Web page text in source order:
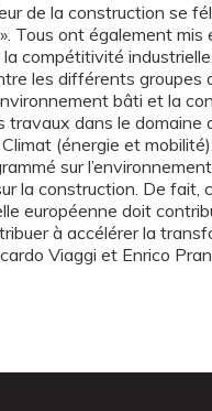
de la construction se
Tous ont également mis
compétitivité
les différents
bâti et la
dans le domaine
Climat (énergie et
sur
la construction. De
européenne doit
à accélérer la
Viaggi et Enrico